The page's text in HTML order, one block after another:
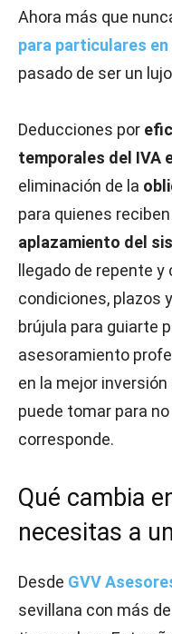
Ahora más que
para particulares en
pasado de ser un
Deducciones por
temporales del IVA
eliminación de la
para quienes
aplazamiento del
llegado de repente
condiciones, plazos
brújula para guiarte
asesoramiento
en la mejor
puede tomar para
corresponde.
Qué cambia
necesitas a
Desde GVV
sevillana con más